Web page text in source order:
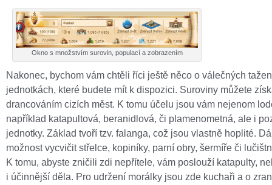
Okno s množstvím surovin, populací a zobrazením
Nakonec, bychom vám chtěli říci ještě něco o válečných
jednotkách, které budete mít k dispozici. Suroviny můžete
drancováním cizích měst. K tomu účelu jsou vám nejenom
například katapultová, beranidlová, či plamenometná, ale i
jednotky. Základ tvoří tzv. falanga, což jsou vlastně hoplité.
možnost vycvičit střelce, kopiníky, parní obry, šermíře či
K tomu, abyste zničili zdi nepřítele, vám poslouží katapulty,
i účinnější děla. Pro udržení morálky jsou zde kuchaři a o